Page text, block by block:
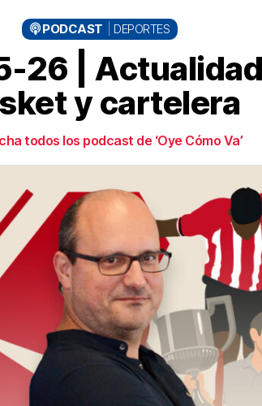
PODCAST DEPORTES
26 |
y cartelera
todos los podcast de ‘Oye Cómo Va’